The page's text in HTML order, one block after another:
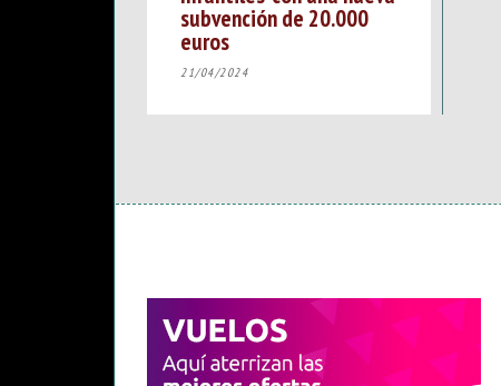
subvención de 20.000
euros
21/04/2024